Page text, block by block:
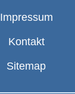
Impressum
Kontakt
Sitemap